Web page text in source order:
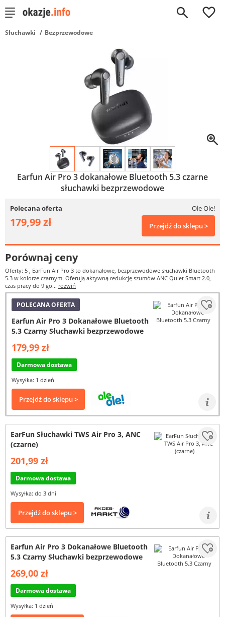
0
Słuchawki Bezprzewodowe
Earfun Air Pro 3 dokanałowe Bluetooth 5.3 czarne
słuchawki bezprzewodowe
Polecana oferta Ole Ole!
179,99 zł Przejdź do sklepu >
Porównaj ceny
Oferty: 5 , EarFun Air Pro 3 to dokanałowe, bezprzewodowe słuchawki Bluetooth
5.3 w kolorze czarnym. Oferują aktywną redukcję szumów ANC Quiet Smart 2.0,
czas pracy do 9 go... rozwiń
POLECANA OFERTA
Earfun Air Pro 3 Dokanałowe Bluetooth
5.3 Czarny Słuchawki bezprzewodowe
179,99 zł
Darmowa dostawa
Wysyłka: 1 dzień
Przejdź do sklepu >
EarFun Słuchawki TWS Air Pro 3, ANC
(czarne)
201,99 zł
Darmowa dostawa
Wysyłka: do 3 dni
Przejdź do sklepu >
Earfun Air Pro 3 Dokanałowe Bluetooth
5.3 Czarny Słuchawki bezprzewodowe
269,00 zł
Darmowa dostawa
Wysyłka: 1 dzień